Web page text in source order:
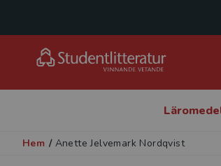
Hem / Anette Jelvemark Nordqvist